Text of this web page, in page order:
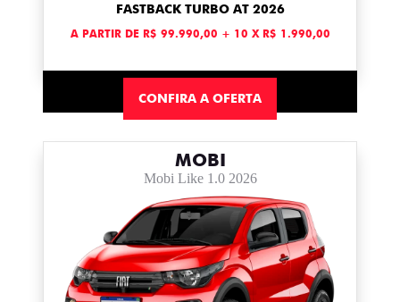
FASTBACK TURBO AT 2026
A PARTIR DE R$ 99.990,00 + 10 X R$ 1.990,00
CONFIRA A OFERTA
MOBI
Mobi Like 1.0 2026